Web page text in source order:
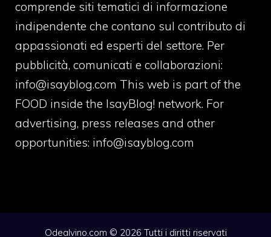
comprende siti tematici di informazione
indipendente che contano sul contributo di
appassionati ed esperti del settore. Per
pubblicità, comunicati e collaborazioni:
info@isayblog.com This web is part of the
FOOD inside the IsayBlog! network. For
advertising, press releases and other
opportunities: info@isayblog.com
Odealvino.com © 2026 Tutti i diritti riservati